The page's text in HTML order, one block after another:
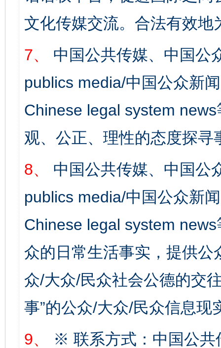
文化传媒交流。合法有效地
7、
中国公共传媒、中国公
publics media/中国公众新
Chinese legal system
观、公正、理性的态度探寻
8、
中国公共传媒、中国公
publics media/中国公众新
Chinese legal system
众的日常生活事实，提供
众/大众/民众社会公德的交
事”的公众/大众/民众信息现
9、
※ 联系方式：中国公共